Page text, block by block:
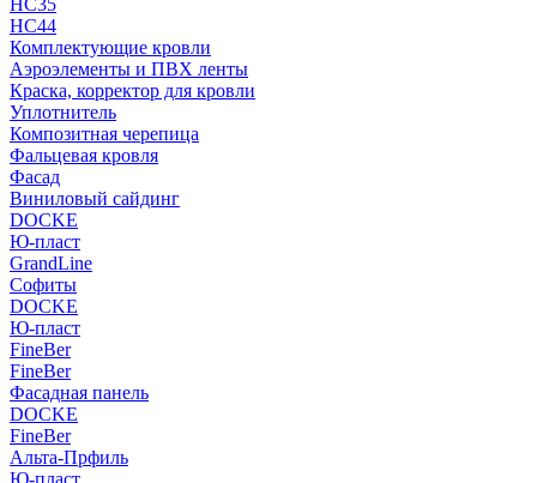
НС35
НС44
Комплектующие кровли
Аэроэлементы и ПВХ ленты
Краска, корректор для кровли
Уплотнитель
Композитная черепица
Фальцевая кровля
Фасад
Виниловый сайдинг
DOCKE
Ю-пласт
GrandLine
Софиты
DOCKE
Ю-пласт
FineBer
FineBer
Фасадная панель
DOCKE
FineBer
Альта-Прфиль
Ю-пласт